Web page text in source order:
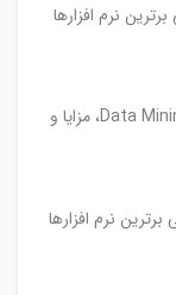
نرم افزارها
داده کاوی چیست؟ بازار کار Data Mining، مزایا و
برترین نرم افزارها